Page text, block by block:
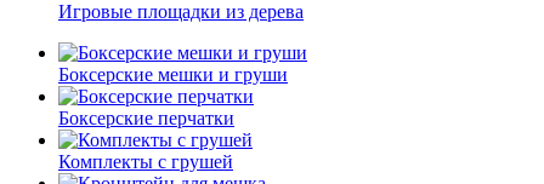
Игровые площадки из дерева
Боксерские мешки и груши
Боксерские перчатки
Комплекты с грушей